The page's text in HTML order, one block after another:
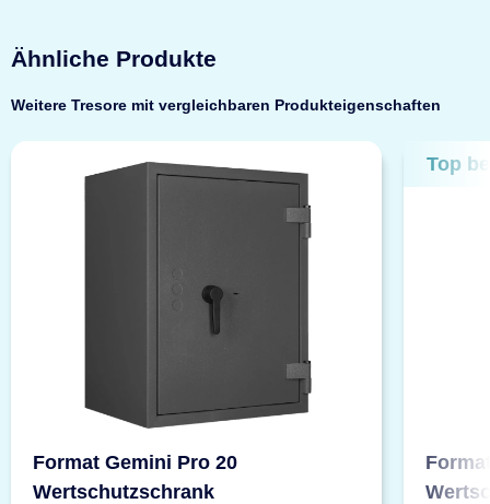
Ähnliche Produkte
Weitere Tresore mit vergleichbaren Produkteigenschaften
Format Gemini Pro 20
Wertschutzschrank
Top